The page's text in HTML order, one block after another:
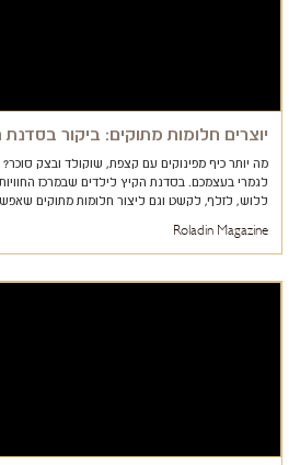
יוצרים חלומות מתוקים: ביקור בסדנת
מה יותר כיף מפינוקים עם קצפת, שוקולד ובצק
לגמרי בעצמכם. בסדנת הקיץ לילדים שבמרכז
ללוש, לזלף, לקשט וגם ליצור חלומות מתוקים
Roladin Magazine